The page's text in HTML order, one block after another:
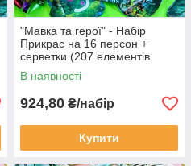
"Мавка та герої" - Набір
Прикрас на 16 персон +
серветки (207 елементів
декора)
В наявності
924,80 ₴/набір
Купити